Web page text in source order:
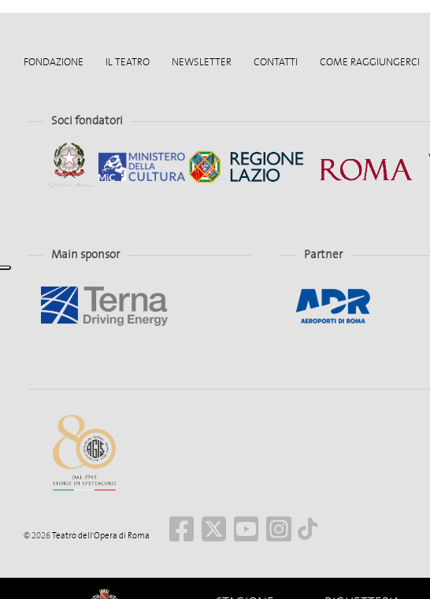
FONDAZIONE IL TEATRO NEWSLETTER CONTATTI COME RAGGIUNGERCI
Soci fondatori
Main sponsor Partner
© 2026Teatro dell'Opera di Roma